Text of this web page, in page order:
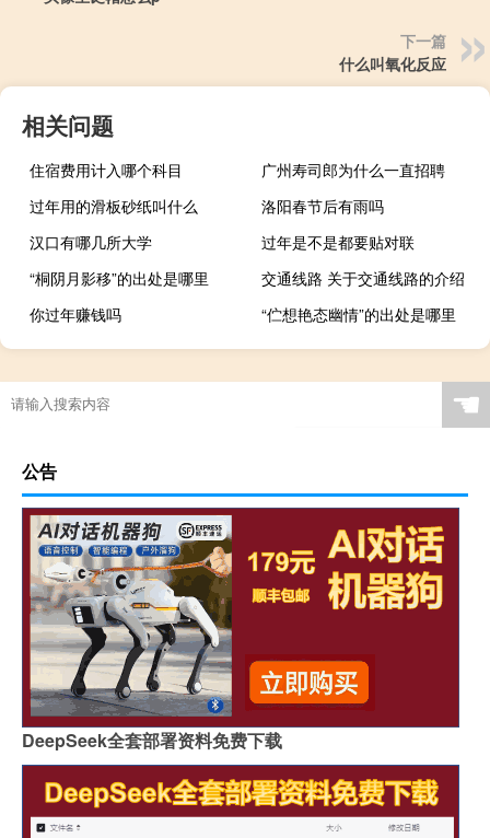
下一篇
什么叫氧化反应
相关问题
住宿费用计入哪个科目
广州寿司郎为什么一直招聘
过年用的滑板砂纸叫什么
洛阳春节后有雨吗
汉口有哪几所大学
过年是不是都要贴对联
“桐阴月影移”的出处是哪里
交通线路 关于交通线路的介绍
你过年赚钱吗
“伫想艳态幽情”的出处是哪里
☚
公告
DeepSeek全套部署资料免费下载